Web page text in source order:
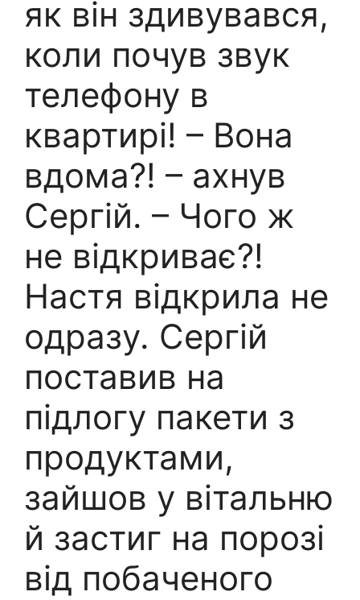
як він здивувався,
коли почув звук
телефону в
квартирі! – Вона
вдома?! – ахнув
Сергій. – Чого ж
не відкриває?!
Настя відкрила не
одразу. Сергій
поставив на
підлогу пакети з
продуктами,
зайшов у вітальню
й застиг на порозі
від побаченого